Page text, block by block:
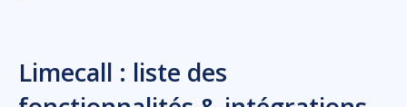
Limecall : liste des